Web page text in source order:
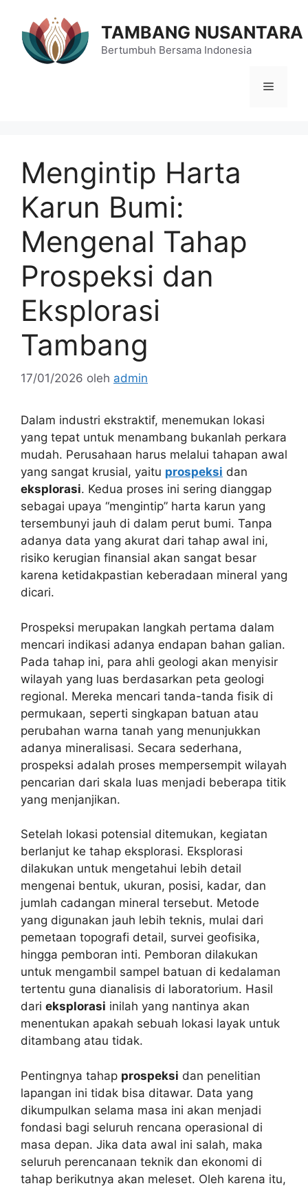
TAMBANG NUSANTARA
Bertumbuh Bersama Indonesia
Menu
Mengintip Harta
Karun Bumi:
Mengenal Tahap
Prospeksi dan
Eksplorasi
Tambang
17/01/2026 oleh admin
Dalam industri ekstraktif, menemukan lokasi
yang tepat untuk menambang bukanlah perkara
mudah. Perusahaan harus melalui tahapan awal
yang sangat krusial, yaitu prospeksi dan
eksplorasi. Kedua proses ini sering dianggap
sebagai upaya “mengintip” harta karun yang
tersembunyi jauh di dalam perut bumi. Tanpa
adanya data yang akurat dari tahap awal ini,
risiko kerugian finansial akan sangat besar
karena ketidakpastian keberadaan mineral yang
dicari.
Prospeksi merupakan langkah pertama dalam
mencari indikasi adanya endapan bahan galian.
Pada tahap ini, para ahli geologi akan menyisir
wilayah yang luas berdasarkan peta geologi
regional. Mereka mencari tanda-tanda fisik di
permukaan, seperti singkapan batuan atau
perubahan warna tanah yang menunjukkan
adanya mineralisasi. Secara sederhana,
prospeksi adalah proses mempersempit wilayah
pencarian dari skala luas menjadi beberapa titik
yang menjanjikan.
Setelah lokasi potensial ditemukan, kegiatan
berlanjut ke tahap eksplorasi. Eksplorasi
dilakukan untuk mengetahui lebih detail
mengenai bentuk, ukuran, posisi, kadar, dan
jumlah cadangan mineral tersebut. Metode
yang digunakan jauh lebih teknis, mulai dari
pemetaan topografi detail, survei geofisika,
hingga pemboran inti. Pemboran dilakukan
untuk mengambil sampel batuan di kedalaman
tertentu guna dianalisis di laboratorium. Hasil
dari eksplorasi inilah yang nantinya akan
menentukan apakah sebuah lokasi layak untuk
ditambang atau tidak.
Pentingnya tahap prospeksi dan penelitian
lapangan ini tidak bisa ditawar. Data yang
dikumpulkan selama masa ini akan menjadi
fondasi bagi seluruh rencana operasional di
masa depan. Jika data awal ini salah, maka
seluruh perencanaan teknik dan ekonomi di
tahap berikutnya akan meleset. Oleh karena itu,